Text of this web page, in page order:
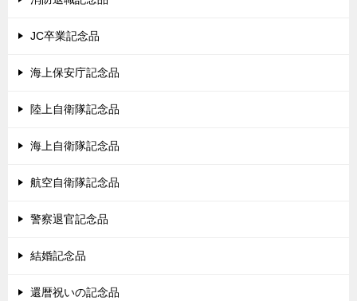
JC卒業記念品
海上保安庁記念品
陸上自衛隊記念品
海上自衛隊記念品
航空自衛隊記念品
警察退官記念品
結婚記念品
還暦祝いの記念品